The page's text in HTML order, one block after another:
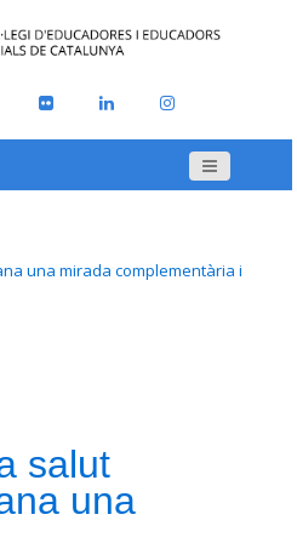
una mirada complementària i
salut
una